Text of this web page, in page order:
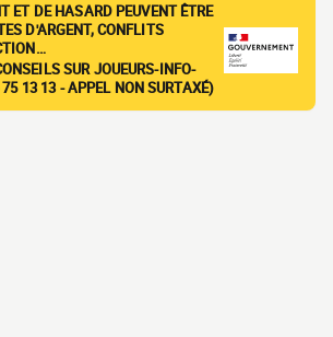
ET DE HASARD PEUVENT ÊTRE
D'ARGENT, CONFLITS
SUR JOUEURS-INFO-
13 13 - APPEL NON SURTAXÉ)